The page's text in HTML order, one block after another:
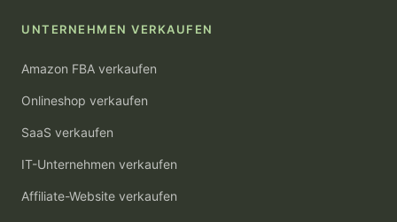
UNTERNEHMEN VERKAUFEN
Amazon FBA verkaufen
Onlineshop verkaufen
SaaS verkaufen
IT-Unternehmen verkaufen
Affiliate-Website verkaufen